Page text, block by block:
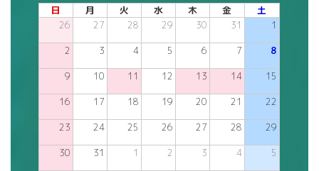
日 月 火 水 木 金 土
26 27 28 29 30 31 1
2 3 4 5 6 7 8
9 10 11 12 13 14 15
16 17 18 19 20 21 22
23 24 25 26 27 28 29
30 31 1 2 3 4 5